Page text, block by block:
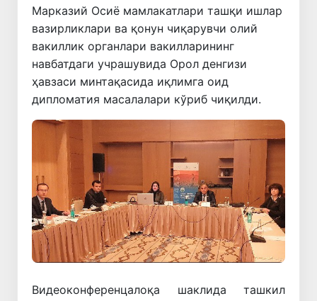
Марказий Осиё мамлакатлари ташқи ишлар
вазирликлари ва қонун чиқарувчи олий
вакиллик органлари вакилларининг
навбатдаги учрашувида Орол денгизи
ҳавзаси минтақасида иқлимга оид
дипломатия масалалари кўриб чиқилди.
Видеоконференцалоқа шаклида ташкил